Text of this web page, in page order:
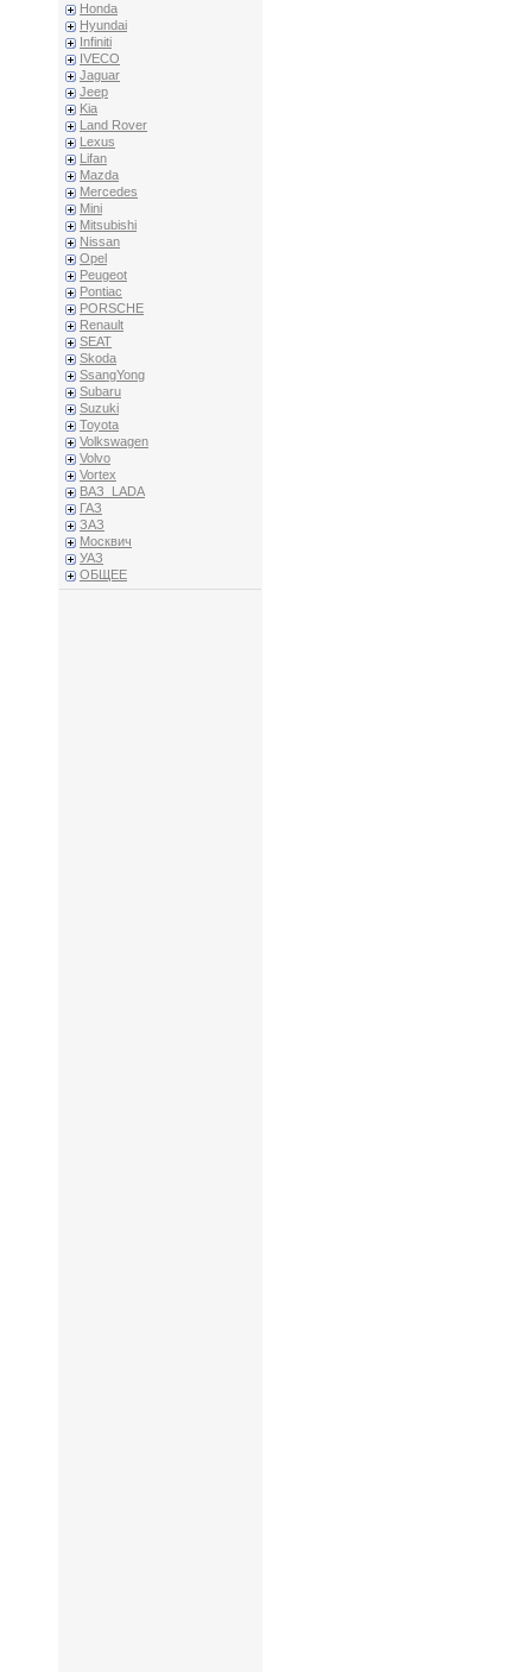
Honda
Hyundai
Infiniti
IVECO
Jaguar
Jeep
Kia
Land Rover
Lexus
Lifan
Mazda
Mercedes
Mini
Mitsubishi
Nissan
Opel
Peugeot
Pontiac
PORSCHE
Renault
SEAT
Skoda
SsangYong
Subaru
Suzuki
Toyota
Volkswagen
Volvo
Vortex
ВАЗ_LADA
ГАЗ
ЗАЗ
Москвич
УАЗ
ОБЩЕЕ